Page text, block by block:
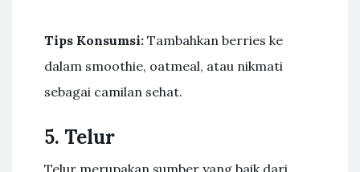
Tips Konsumsi: Tambahkan berries ke
dalam smoothie, oatmeal, atau nikmati
sebagai camilan sehat.
5. Telur
Telur merupakan sumber yang baik dari